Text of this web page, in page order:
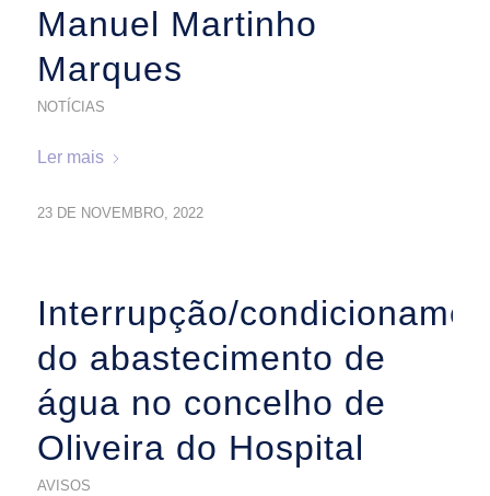
Manuel Martinho
Marques
NOTÍCIAS
Ler mais
23 DE NOVEMBRO, 2022
Interrupção/
do abastecimento de
água no concelho de
Oliveira do Hospital
AVISOS